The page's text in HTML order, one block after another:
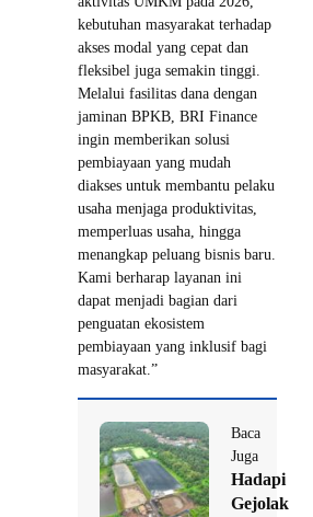
kebutuhan masyarakat terhadap
akses modal yang cepat dan
fleksibel juga semakin tinggi.
Melalui fasilitas dana dengan
jaminan BPKB, BRI Finance
ingin memberikan solusi
pembiayaan yang mudah
diakses untuk membantu pelaku
usaha menjaga produktivitas,
memperluas usaha, hingga
menangkap peluang bisnis baru.
Kami berharap layanan ini
dapat menjadi bagian dari
penguatan ekosistem
pembiayaan yang inklusif bagi
masyarakat.”
Baca
Juga
Hadapi
Gejolak